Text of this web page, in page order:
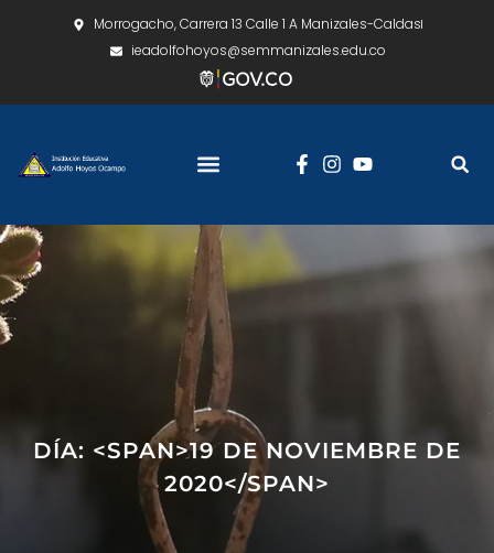
Morrogacho, Carrera 13 Calle 1 A Manizales-Caldas
ieadolfohoyos@semmanizales.edu.co
DÍA: <SPAN>19 DE NOVIEMBRE DE
2020</SPAN>